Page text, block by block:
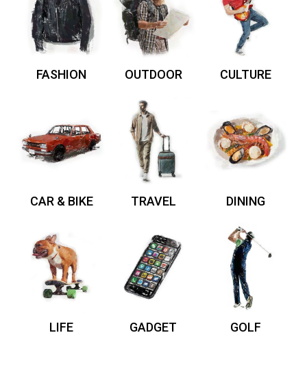
FASHION OUTDOOR CULTURE
CAR & BIKE TRAVEL DINING
LIFE GADGET GOLF